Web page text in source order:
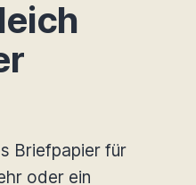
Briefpapier für
oder ein